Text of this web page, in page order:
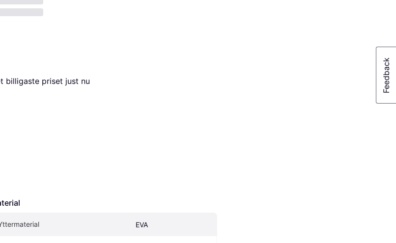
billigaste priset just nu
EVA